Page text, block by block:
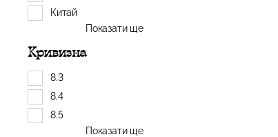
Китай
Показати ще
Кривизна
8.3
8.4
8.5
Показати ще